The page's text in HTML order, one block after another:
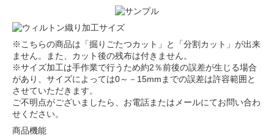
※こちらの商品は「掘りごたつカット」と「分割カット」が出来
ません。また、カット後の残布は付きません。
※サイズ加工は手作業で行うため約2％前後の誤差が生じる場合
があり、サイズによっては0～－15mmまでの誤差は許容範囲と
させていただきます。
ご不明点がございましたら、お電話またはメールにてお問い合わ
せください。
商品機能